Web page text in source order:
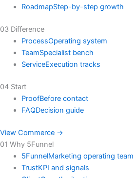
RoadmapStep-by-step growth
03 Difference
ProcessOperating system
TeamSpecialist bench
ServiceExecution tracks
04 Start
ProofBefore contact
FAQDecision guide
View Commerce →
01 Why 5Funnel
5FunnelMarketing operating team
TrustKPI and signals